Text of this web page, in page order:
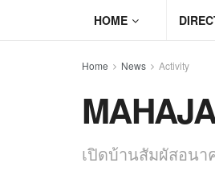
HOME
Home News Activity
เปิดบ้านสัมผัสอน